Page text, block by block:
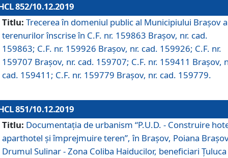
852/10.12.2019
Titlu: Trecerea în domeniul public al Municipiului Braşov a
terenurilor înscrise în C.F. nr. 159863 Brașov, nr. cad.
159863; C.F. nr. 159926 Brașov, nr. cad. 159926; C.F. nr.
159707 Brașov, nr. cad. 159707; C.F. nr. 159411 Brașov,
cad. 159411; C.F. nr. 159779 Brașov, nr. cad. 159779.
851/10.12.2019
Titlu: Documentaţia de urbanism “P.U.D. - Construire
aparthotel şi împrejmuire teren”, în Braşov, Poiana
Drumul Sulinar - Zona Coliba Haiducilor, beneficiari